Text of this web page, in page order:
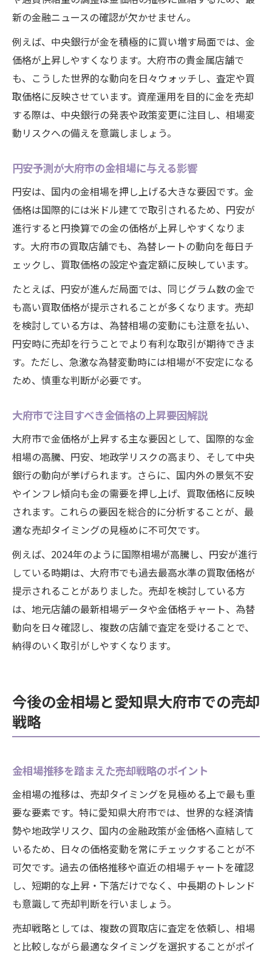
新の金融ニュースの確認が欠かせません。
例えば、中央銀行が金を積極的に買い増す局面では、金
価格が上昇しやすくなります。大府市の貴金属店舗で
も、こうした世界的な動向を日々ウォッチし、査定や買
取価格に反映させています。資産運用を目的に金を売却
する際は、中央銀行の発表や政策変更に注目し、相場変
動リスクへの備えを意識しましょう。
円安予測が大府市の金相場に与える影響
円安は、国内の金相場を押し上げる大きな要因です。金
価格は国際的には米ドル建てで取引されるため、円安が
進行すると円換算での金の価格が上昇しやすくなりま
す。大府市の買取店舗でも、為替レートの動向を毎日チ
ェックし、買取価格の設定や査定額に反映しています。
たとえば、円安が進んだ局面では、同じグラム数の金で
も高い買取価格が提示されることが多くなります。売却
を検討している方は、為替相場の変動にも注意を払い、
円安時に売却を行うことでより有利な取引が期待できま
す。ただし、急激な為替変動時には相場が不安定になる
ため、慎重な判断が必要です。
大府市で注目すべき金価格の上昇要因解説
大府市で金価格が上昇する主な要因として、国際的な金
相場の高騰、円安、地政学リスクの高まり、そして中央
銀行の動向が挙げられます。さらに、国内外の景気不安
やインフレ傾向も金の需要を押し上げ、買取価格に反映
されます。これらの要因を総合的に分析することが、最
適な売却タイミングの見極めに不可欠です。
例えば、2024年のように国際相場が高騰し、円安が進行
している時期は、大府市でも過去最高水準の買取価格が
提示されることがありました。売却を検討している方
は、地元店舗の最新相場データや金価格チャート、為替
動向を日々確認し、複数の店舗で査定を受けることで、
納得のいく取引がしやすくなります。
今後の金相場と愛知県大府市での売却
戦略
金相場推移を踏まえた売却戦略のポイント
金相場の推移は、売却タイミングを見極める上で最も重
要な要素です。特に愛知県大府市では、世界的な経済情
勢や地政学リスク、国内の金融政策が金価格へ直結して
いるため、日々の価格変動を常にチェックすることが不
可欠です。過去の価格推移や直近の相場チャートを確認
し、短期的な上昇・下落だけでなく、中長期のトレンド
も意識して売却判断を行いましょう。
売却戦略としては、複数の買取店に査定を依頼し、相場
と比較しながら最適なタイミングを選択することがポイ